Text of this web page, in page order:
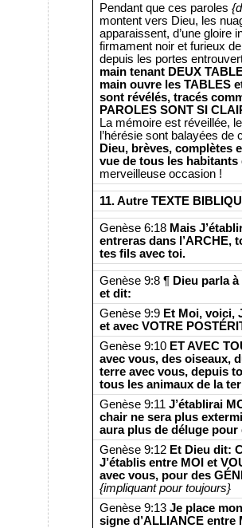
Pendant que ces paroles
montent vers Dieu, les
apparaissent, d’une gloire
firmament noir et furieux
depuis les portes
main tenant DEUX
main ouvre les TABLES
sont révélés, tracés
PAROLES SONT SI
La mémoire est réveillée,
l’hérésie sont balayées
Dieu, brèves, complètes
vue de tous les
merveilleuse occasion !
11. Autre TEXTE
Genèse 6:18 Mais
entreras dans l’ARCHE,
tes fils avec toi.
Genèse 9:8 ¶ Dieu parla
et dit:
Genèse 9:9 Et Moi, voici,
et avec VOTRE
Genèse 9:10 ET AVEC
avec vous, des oiseaux,
terre avec vous, depuis
tous les animaux de la
Genèse 9:11 J’établirai
chair ne sera plus
aura plus de déluge
Genèse 9:12 Et Dieu dit:
J’établis entre MOI et
avec vous, pour des
{impliquant pour toujours}
Genèse 9:13 Je place
signe d’ALLIANCE entre